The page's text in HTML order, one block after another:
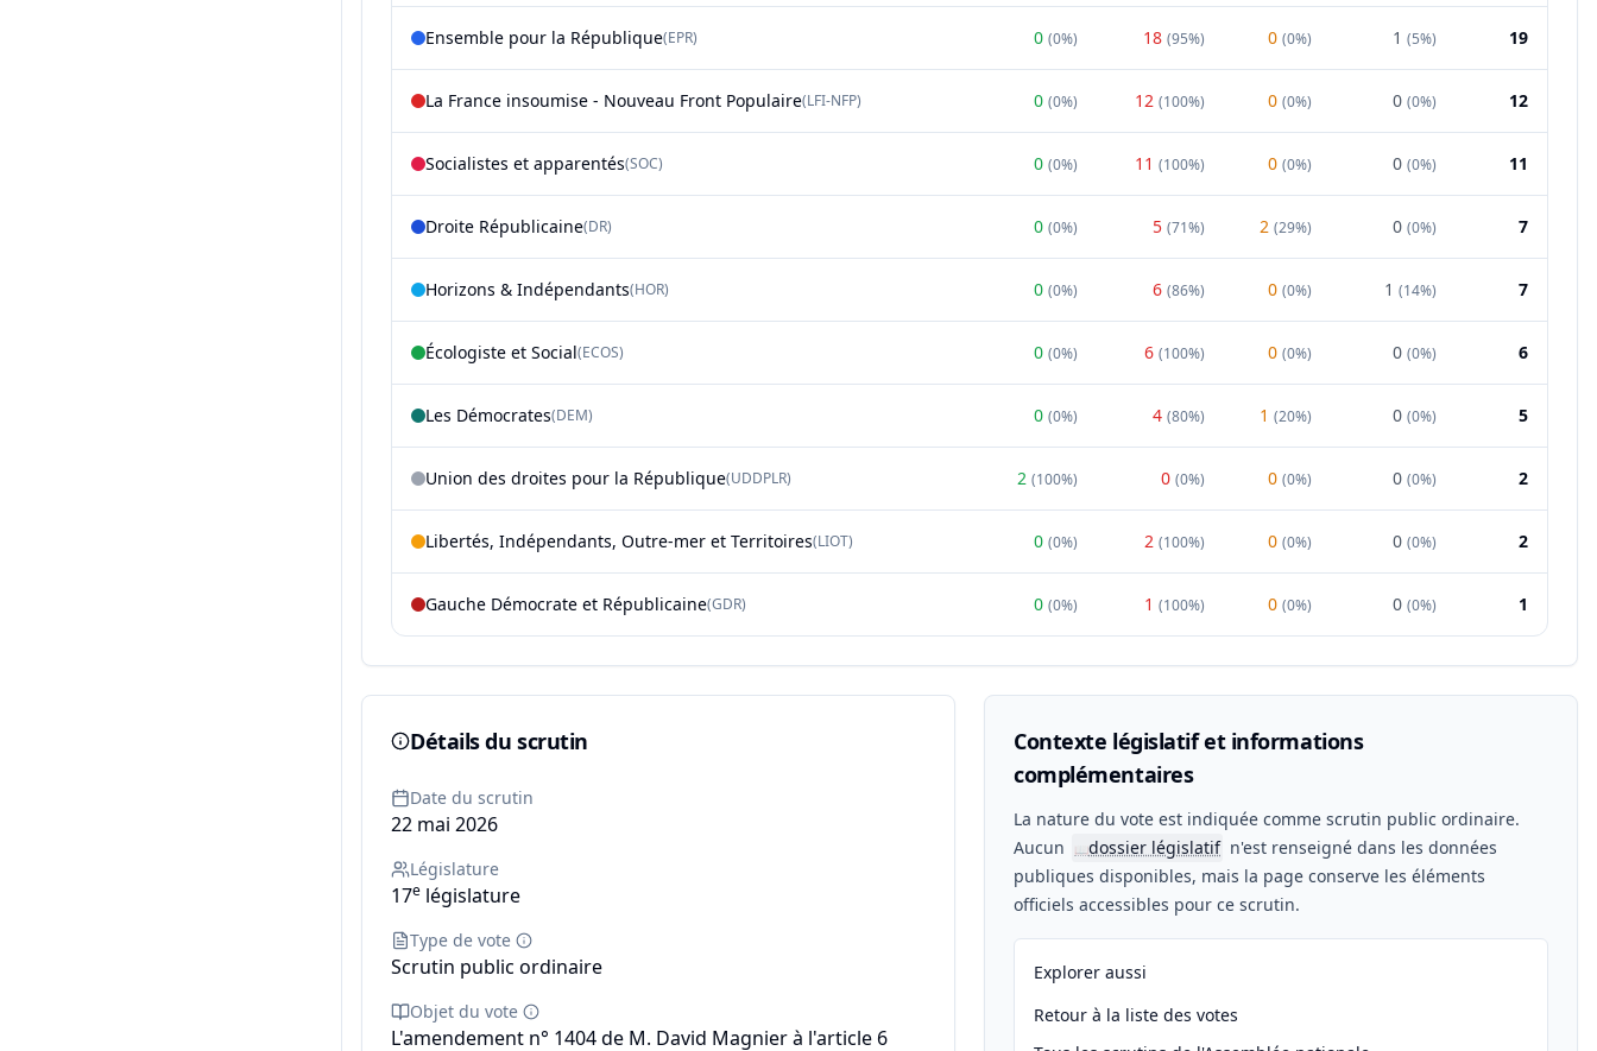
Ensemble pour la République(EPR) 0 (0%) 18 (95%) 0 (0%) 1 (5%) 19
La France insoumise - Nouveau Front Populaire(LFI-NFP) 0 (0%) 12 (100%) 0 (0%) 0 (0%) 12
Socialistes et apparentés(SOC) 0 (0%) 11 (100%) 0 (0%) 0 (0%) 11
Droite Républicaine(DR) 0 (0%) 5 (71%) 2 (29%) 0 (0%) 7
Horizons & Indépendants(HOR) 0 (0%) 6 (86%) 0 (0%) 1 (14%) 7
Écologiste et Social(ECOS) 0 (0%) 6 (100%) 0 (0%) 0 (0%) 6
Les Démocrates(DEM) 0 (0%) 4 (80%) 1 (20%) 0 (0%) 5
Union des droites pour la République(UDDPLR) 2 (100%) 0 (0%) 0 (0%) 0 (0%) 2
Libertés, Indépendants, Outre-mer et Territoires(LIOT) 0 (0%) 2 (100%) 0 (0%) 0 (0%) 2
Gauche Démocrate et Républicaine(GDR) 0 (0%) 1 (100%) 0 (0%) 0 (0%) 1
Détails du scrutin
Date du scrutin
22 mai 2026
Législature
17e législature
Type de vote
Scrutin public ordinaire
Objet du vote
L'amendement n° 1404 de M. David Magnier à l'article 6
Contexte législatif et informations
complémentaires
La nature du vote est indiquée comme scrutin public ordinaire.
Aucun
📖dossier législatif n'est renseigné dans les données
publiques disponibles, mais la page conserve les éléments
officiels accessibles pour ce scrutin.
Explorer aussi
Retour à la liste des votes